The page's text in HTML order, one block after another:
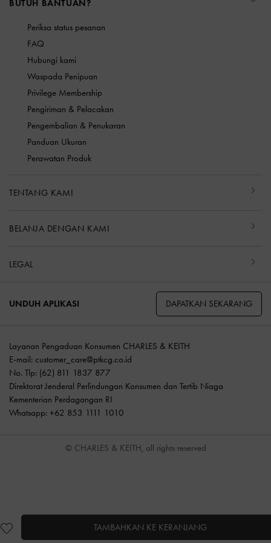
TAMBAHKAN KE KERANJANG
BUTUH BANTUAN?
Periksa status pesanan
FAQ
Hubungi kami
Waspada Penipuan
Privilege Membership
Pengiriman & Pelacakan
Pengembalian & Penukaran
Panduan Ukuran
Perawatan Produk
TENTANG KAMI
BELANJA DENGAN KAMI
LEGAL
UNDUH APLIKASI DAPATKAN SEKARANG
Layanan Pengaduan Konsumen CHARLES & KEITH
E-mail: customer_care@ptkcg.co.id
No. Tlp: (62) 811 1837 877
Direktorat Jenderal Perlindungan Konsumen dan Tertib Niaga
Kementerian Perdagangan RI
Whatsapp: +62 853 1111 1010
© CHARLES & KEITH, all rights reserved